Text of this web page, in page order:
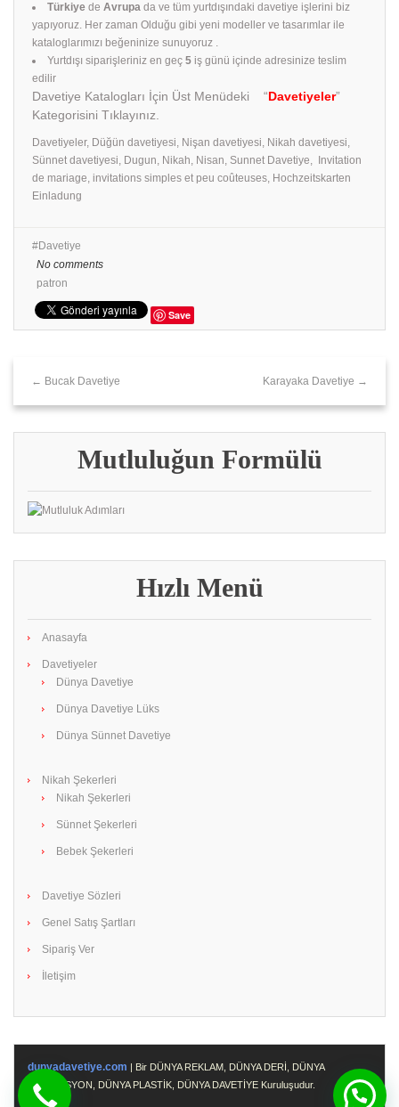
Türkiye de Avrupa da ve tüm yurtdışındaki davetiye işlerini biz
yapıyoruz. Her zaman Olduğu gibi yeni modeller ve tasarımlar ile
kataloglarımızı beğeninize sunuyoruz .
Yurtdışı siparişleriniz en geç 5 iş günü içinde adresinize teslim
edilir
Davetiye Katalogları İçin Üst Menüdeki “Davetiyeler”
Kategorisini Tıklayınız.
Davetiyeler, Düğün davetiyesi, Nişan davetiyesi, Nikah davetiyesi,
Sünnet davetiyesi, Dugun, Nikah, Nisan, Sunnet Davetiye, Invitation
de mariage, invitations simples et peu coûteuses, Hochzeitskarten
Einladung
Davetiye
No comments
patron
Save
← Bucak Davetiye Karayaka Davetiye →
Mutluluğun Formülü
Hızlı Menü
Anasayfa
Davetiyeler
Dünya Davetiye
Dünya Davetiye Lüks
Dünya Sünnet Davetiye
Nikah Şekerleri
Nikah Şekerleri
Sünnet Şekerleri
Bebek Şekerleri
Davetiye Sözleri
Genel Satış Şartları
Sipariş Ver
İletişim
dunyadavetiye.com | Bir DÜNYA REKLAM, DÜNYA DERİ, DÜNYA
PROMOSYON, DÜNYA PLASTİK, DÜNYA DAVETİYE Kuruluşudur.